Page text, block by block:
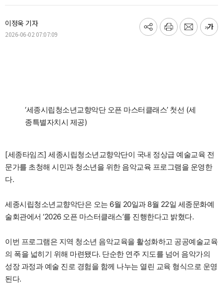
이정욱 기자
2026-06-02 07:07:09
기
프
메
글
‘세종시립청소년교향악단 오픈 마스터클래스’ 첫선 (세
종특별자치시 제공)
[세종타임즈] 세종시립청소년교향악단이 국내 정상급 예술교육 전
문가를 초청해 시민과 청소년을 위한 음악교육 프로그램을 운영한
다.
세종시립청소년교향악단은 오는 6월 20일과 8월 22일 세종문화예
술회관에서 ‘2026 오픈 마스터클래스’를 진행한다고 밝혔다.
이번 프로그램은 지역 청소년 음악교육을 활성화하고 공공예술교육
의 폭을 넓히기 위해 마련됐다. 단순한 연주 지도를 넘어 음악가의
성장 과정과 예술 진로 경험을 함께 나누는 열린 교육 형식으로 운영
된다.